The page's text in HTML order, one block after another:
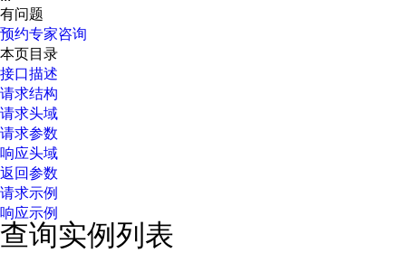
有问题
预约专家咨询
本页目录
接口描述
请求结构
请求头域
请求参数
响应头域
返回参数
请求示例
响应示例
查询实例列表